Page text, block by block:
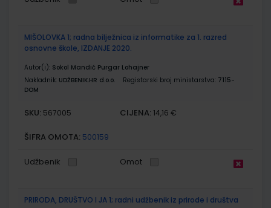
MIŠOLOVKA 1; radna bilježnica iz informatike za 1. razred
osnovne škole, IZDANJE 2020.
Autor(i): Sokol Mandić Purgar Lohajner
Nakladnik: UDŽBENIK.HR d.o.o. Registarski broj ministarstva: 7115-
DOM
SKU: 567005 CIJENA: 14,16 €
ŠIFRA OMOTA: 500159
Udžbenik Omot
PRIRODA, DRUŠTVO I JA 1; radni udžbenik iz prirode i društva